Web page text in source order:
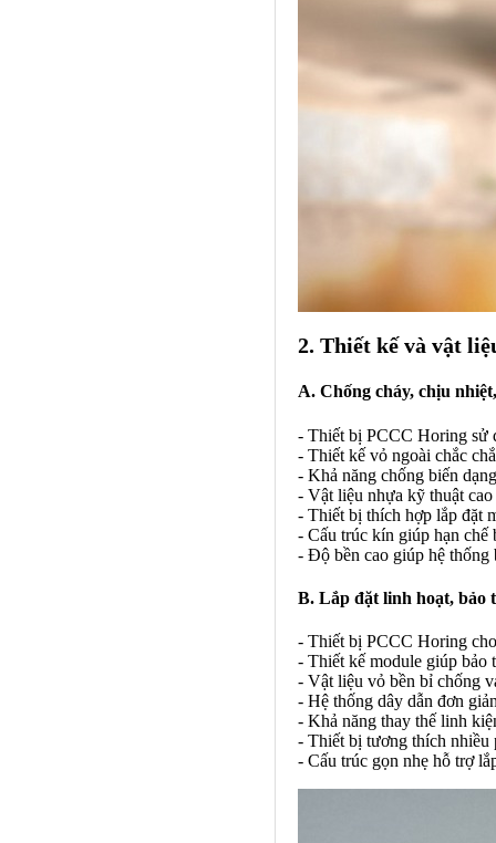
2. Thiết kế và vật
A. Chống cháy, chịu
- Thiết bị PCCC Horing sử
- Thiết kế vỏ ngoài chắc
- Khả năng chống biến
- Vật liệu nhựa kỹ thuật
- Thiết bị thích hợp lắp đặt
- Cấu trúc kín giúp hạn chế
- Độ bền cao giúp hệ thống
B. Lắp đặt linh hoạt, bảo
- Thiết bị PCCC Horing
- Thiết kế module giúp bảo
- Vật liệu vỏ bền bỉ chống
- Hệ thống dây dẫn đơn
- Khả năng thay thế linh
- Thiết bị tương thích nhiều
- Cấu trúc gọn nhẹ hỗ trợ